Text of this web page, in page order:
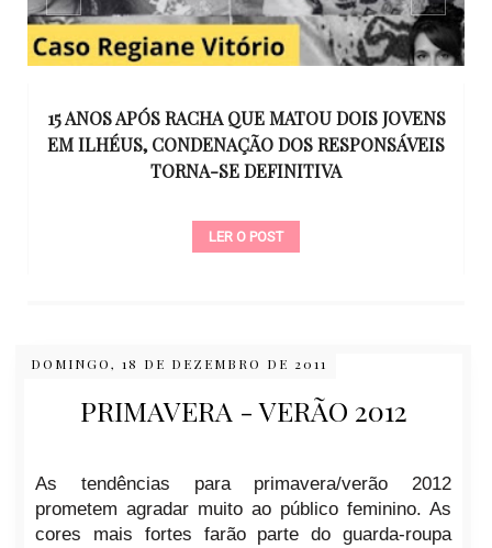
15 ANOS APÓS RACHA QUE MATOU DOIS JOVENS
EM ILHÉUS, CONDENAÇÃO DOS RESPONSÁVEIS
TORNA-SE DEFINITIVA
LER O POST
DOMINGO, 18 DE DEZEMBRO DE 2011
PRIMAVERA - VERÃO 2012
As tendências para primavera/verão 2012
prometem agradar muito ao público feminino. As
cores mais fortes farão parte do guarda-roupa